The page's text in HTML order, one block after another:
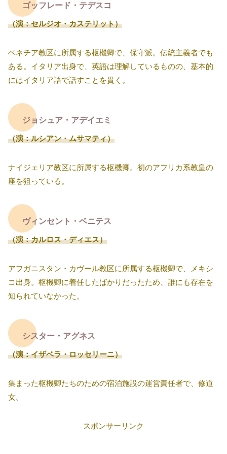
ゴッフレード・テデスコ
（演：セルジオ・カステリット）
ベネチア教区に所属する枢機卿で、保守派。伝統主義者でも
ある。イタリア出身で、英語は理解しているものの、基本的
にはイタリア語で話すことを貫く。
ジョシュア・アデイエミ
（演：ルシアン・ムサマティ）
ナイジェリア教区に所属する枢機卿。初のアフリカ系教皇の
座を狙っている。
ヴィンセント・ベニテス
（演：カルロス・ディエス）
アフガニスタン・カヴール教区に所属する枢機卿で、メキシ
コ出身。枢機卿に着任したばかりだったため、誰にも存在を
知られていなかった。
シスター・アグネス
（演：イザベラ・ロッセリーニ）
集まった枢機卿たちのための宿泊施設の運営責任者で、修道
女。
スポンサーリンク